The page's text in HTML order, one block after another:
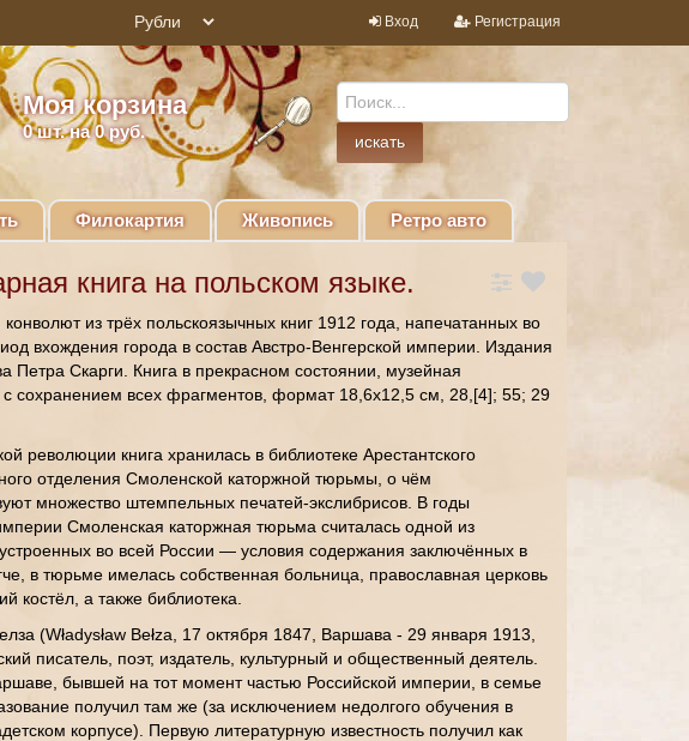
Вход Регистрация
Моя корзина
0шт. на 0 руб.
Филокартия Живопись Ретро авто
книга на польском языке.
из трёх польскоязычных книг 1912 года, напечатанных во
вхождения города в состав Австро-Венгерской империи. Издания
Петра Скарги. Книга в прекрасном состоянии, музейная
с сохранением всех фрагментов, формат 18,6х12,5 см, 28,[4]; 55; 29
революции книга хранилась в библиотеке Арестантского
отделения Смоленской каторжной тюрьмы, о чём
множество штемпельных печатей-экслибрисов. В годы
Смоленская каторжная тюрьма считалась одной из
во всей России — условия содержания заключённых в
в тюрьме имелась собственная больница, православная церковь
костёл, а также библиотека.
(Władysław Bełza, 17 октября 1847, Варшава - 29 января 1913,
писатель, поэт, издатель, культурный и общественный деятель.
бывшей на тот момент частью Российской империи, в семье
получил там же (за исключением недолгого обучения в
корпусе). Первую литературную известность получил как